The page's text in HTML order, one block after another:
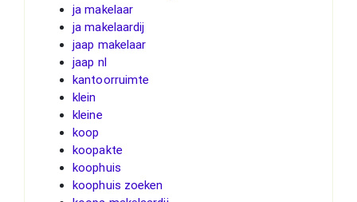
ja makelaar
ja makelaardij
jaap makelaar
jaap nl
kantoorruimte
klein
kleine
koop
koopakte
koophuis
koophuis zoeken